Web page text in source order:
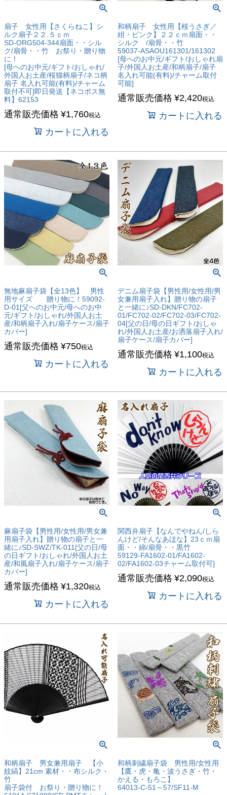
扇子 女性用【さくらねこ】シ
ルク扇子２２.５ｃｍ
SD-ORG504-344扇面・・シル
ク/扇骨・・竹 お祭り・贈り物
に！
[母へのお中元/ギフト/おしゃれ/
外国人お土産/桜猫柄扇子/ネコ柄
扇子 名入れ可能(有料)/チャーム
取付不可]即日発送【ネコポス無
料】62153
通常販売価格 ¥1,760税込
カートに入れる
和柄扇子 女性用【桜うさぎ／
紺・ピンク】２２ｃｍ扇面・・
シルク /扇骨・・竹
59037-ASAOU161301/161302
[母へのお中元/ギフト/おしゃれ扇
子/外国人お土産/和柄扇子/扇子
名入れ可能(有料)/チャーム取付
可能]
通常販売価格 ¥2,420税込
カートに入れる
無地麻扇子袋【全13色】 男性
用サイズ 贈り物に！59092-
D-01[父へのお中元/母へのお中
元/ギフト/おしゃれ/外国人お土
産/和柄扇子入れ/扇子ケース/扇子
カバー]
通常販売価格 ¥750税込
カートに入れる
デニム扇子袋【男性用/女性用/男
女兼用扇子入れ】贈り物の扇子
と一緒に♪SD-DKN/FC702-
01/FC702-02/FC702-03/FC702-
04[父の日/母の日ギフト/おしゃ
れ/外国人お土産/お洒落扇子入れ/
扇子ケース/扇子カバー]
通常販売価格 ¥1,100税込
カートに入れる
麻扇子袋【男性用/女性用/男女兼
用扇子入れ】贈り物の扇子と一
緒に♪SD-SWZ/TK-011[父の日/母
の日ギフト/おしゃれ/外国人お土
産/和風扇子入れ/扇子ケース/扇子
カバー]
通常販売価格 ¥1,320税込
カートに入れる
関西弁扇子【なんでやねん/しら
んけど/そんなあほな】23ｃｍ扇
面・・綿/扇骨・・黒竹
59129-FA1602-01/FA1602-
02/FA1602-03チャーム取付可]
通常販売価格 ¥2,090税込
カートに入れる
和柄扇子 男女兼用扇子 【小
紋縞】21cm 素材・・布シルク・
竹
扇子袋付 お祭り・贈り物に！
和柄刺繍扇子袋 男性用/女性用
【鷹・虎・亀・波うさぎ・竹・
かえる・もろこ】
64013-C-51～57/SF11-M